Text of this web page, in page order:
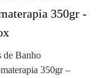
de Banho
350gr –